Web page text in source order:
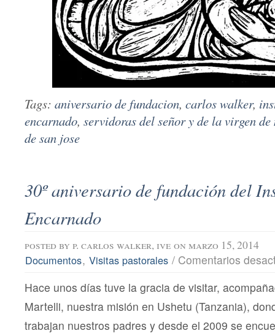
Tags: aniversario de fundacion, carlos walker,
encarnado, servidoras del señor y de la virgen de
de san jose
30º aniversario de fundación del
Encarnado
posted by p. carlos walker, ive on marzo 15, 2014
Documentos, Visitas pastorales / Comentarios
Hace unos días tuve la gracia de visitar,
Martelli, nuestra misión en Ushetu (Tanzania),
trabajan nuestros padres y desde el 2009 se